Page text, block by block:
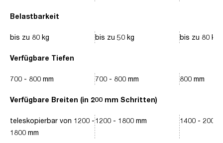
Belastbarkeit
Verfügbare Tiefen
Verfügbare Breiten (in 200 mm Schritten)
bis zu 80 kg
700 - 800 mm
teleskopierbar von 1200 -
1800 mm
bis zu 50 kg
700 - 800 mm
1200 - 1800 mm
bis zu 80 kg
800 mm
1400 - 2000